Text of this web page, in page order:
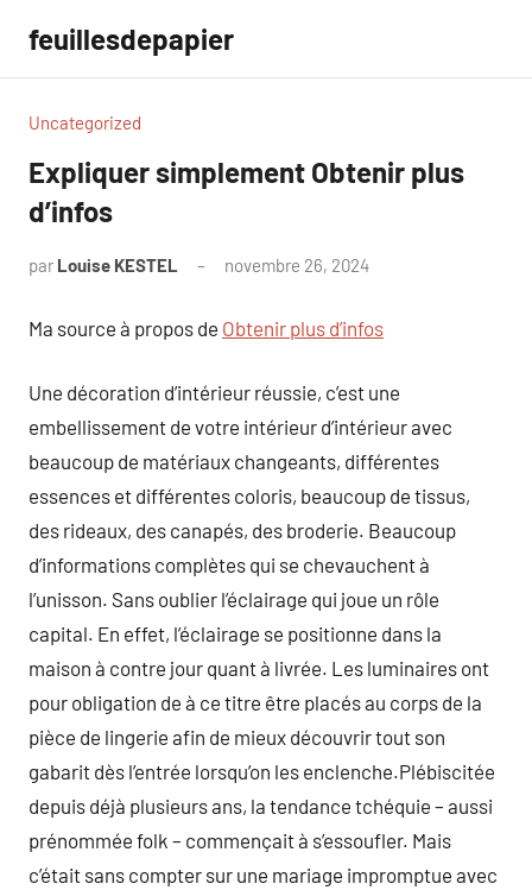
contenu
feuillesdepapier
Uncategorized
Expliquer simplement Obtenir plus
d’infos
par Louise KESTEL novembre 26, 2024
Ma source à propos de Obtenir plus d’infos
Une décoration d’intérieur réussie, c’est une
embellissement de votre intérieur d’intérieur avec
beaucoup de matériaux changeants, différentes
essences et différentes coloris, beaucoup de tissus,
des rideaux, des canapés, des broderie. Beaucoup
d’informations complètes qui se chevauchent à
l’unisson. Sans oublier l’éclairage qui joue un rôle
capital. En effet, l’éclairage se positionne dans la
maison à contre jour quant à livrée. Les luminaires ont
pour obligation de à ce titre être placés au corps de la
pièce de lingerie afin de mieux découvrir tout son
gabarit dès l’entrée lorsqu’on les enclenche.Plébiscitée
depuis déjà plusieurs ans, la tendance tchéquie – aussi
prénommée folk – commençait à s’essoufler. Mais
c’était sans compter sur une mariage impromptue avec